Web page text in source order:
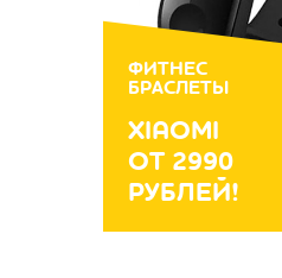
ФИТНЕС
БРАСЛЕТЫ
XIAOMI
ОТ 2990
РУБЛЕЙ!